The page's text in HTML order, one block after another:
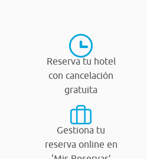
Reserva tu hotel
con cancelación
gratuita
Gestiona tu
reserva online en